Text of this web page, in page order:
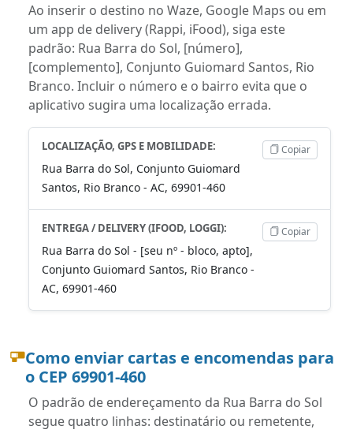
Ao inserir o destino no Waze, Google Maps ou em
um app de delivery (Rappi, iFood), siga este
padrão: Rua Barra do Sol, [número],
[complemento], Conjunto Guiomard Santos, Rio
Branco. Incluir o número e o bairro evita que o
aplicativo sugira uma localização errada.
LOCALIZAÇÃO, GPS E MOBILIDADE:
Rua Barra do Sol, Conjunto Guiomard
Santos, Rio Branco - AC, 69901-460
Copiar
ENTREGA / DELIVERY (IFOOD, LOGGI):
Rua Barra do Sol - [seu nº - bloco, apto],
Conjunto Guiomard Santos, Rio Branco -
AC, 69901-460
Copiar
Como enviar cartas e encomendas para
o CEP 69901-460
O padrão de endereçamento da Rua Barra do Sol
segue quatro linhas: destinatário ou remetente,